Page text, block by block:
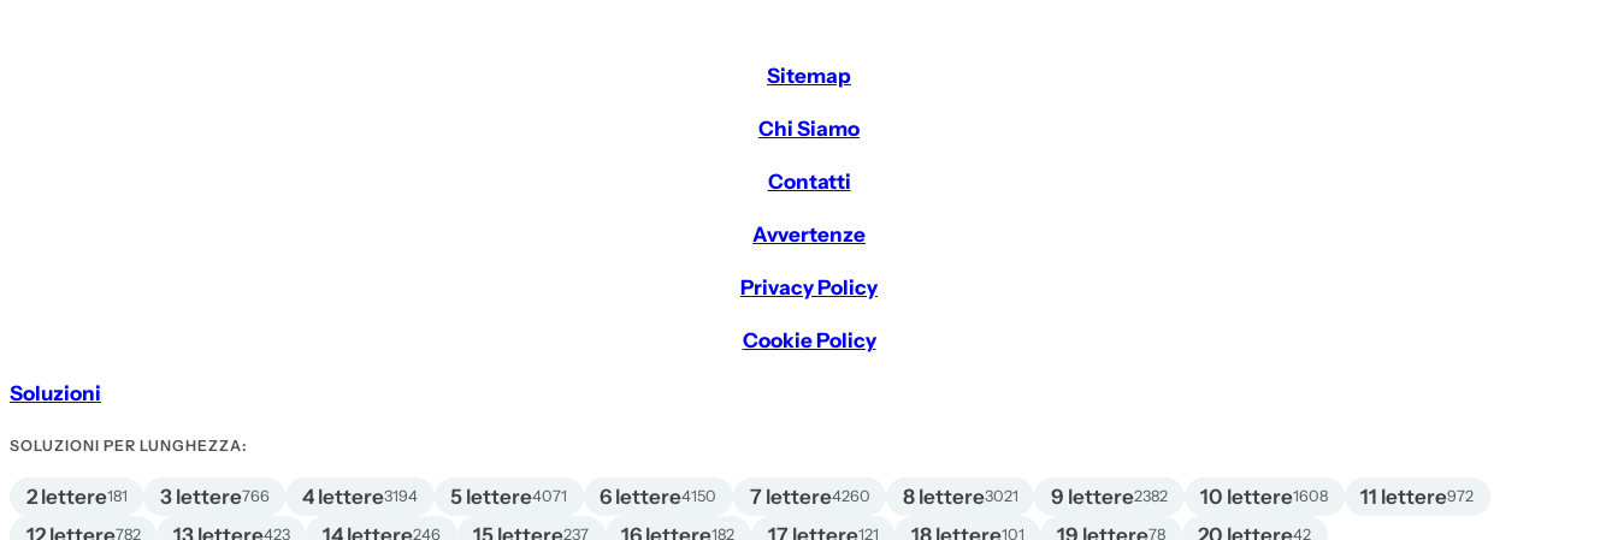
Sitemap
Chi Siamo
Contatti
Avvertenze
Privacy Policy
Cookie Policy
Soluzioni
SOLUZIONI PER LUNGHEZZA:
2 lettere181 3 lettere766 4 lettere3194 5 lettere4071 6 lettere4150 7 lettere4260 8 lettere3021 9 lettere2382 10 lettere1608 11 lettere972
782 423 246 237 182 121 101 78 42